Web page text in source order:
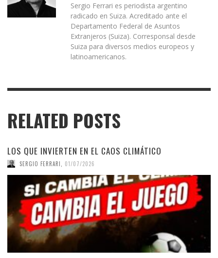
Sergio Ferrari es periodista argentino
radicado en Suiza. Acreditado ante el
Departamento Federal de Asuntos
Extranjeros (Suiza). Corresponsal desde
Suiza para diversos medios europeos y
latinoamericanos.
RELATED POSTS
LOS QUE INVIERTEN EN EL CAOS CLIMÁTICO
SERGIO FERRARI 01/07/2026